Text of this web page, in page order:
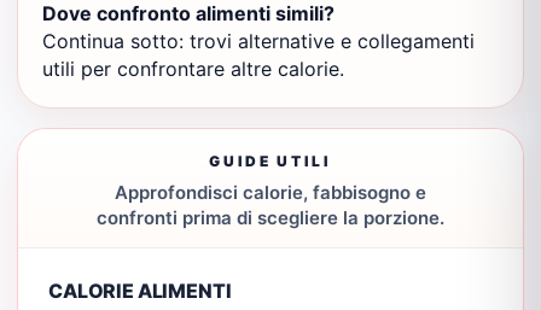
Dove confronto alimenti simili?
Continua sotto: trovi alternative e collegamenti
utili per confrontare altre calorie.
GUIDE UTILI
Approfondisci calorie, fabbisogno e
confronti prima di scegliere la porzione.
CALORIE ALIMENTI